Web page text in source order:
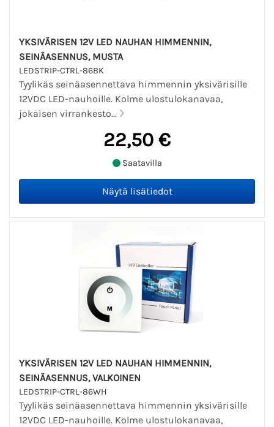
YKSIVÄRISEN 12V LED NAUHAN HIMMENNIN,
SEINÄASENNUS, MUSTA
LEDSTRIP-CTRL-86BK
Tyylikäs seinäasennettava himmennin yksivärisille
12VDC LED-nauhoille. Kolme ulostulokanavaa,
jokaisen virrankesto...
22,50 €
Saatavilla
YKSIVÄRISEN 12V LED NAUHAN HIMMENNIN,
SEINÄASENNUS, VALKOINEN
LEDSTRIP-CTRL-86WH
Tyylikäs seinäasennettava himmennin yksivärisille
12VDC LED-nauhoille. Kolme ulostulokanavaa,